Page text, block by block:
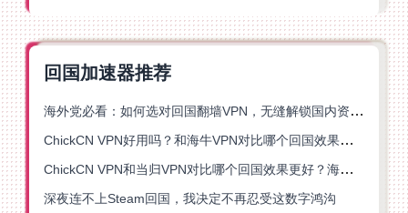
回国加速器推荐
海外党必看：如何选对回国翻墙VPN，无缝解锁国内资源？
ChickCN VPN好用吗？和海牛VPN对比哪个回国效果更好？
ChickCN VPN和当归VPN对比哪个回国效果更好？海外党亲测后选了它
深夜连不上Steam回国，我决定不再忍受这数字鸿沟